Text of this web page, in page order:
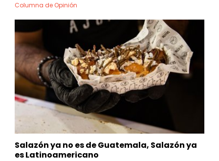
Columna de Opinión
Salazón ya no es de Guatemala, Salazón ya
es Latinoamericano